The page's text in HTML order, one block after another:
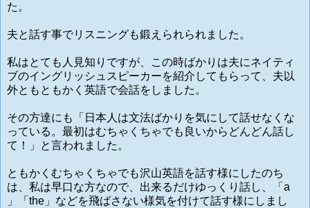
た。
夫と話す事でリスニングも鍛えられられました。
私はとても人見知りですが、この時ばかりは夫にネイティ
ブのイングリッシュスピーカーを紹介してもらって、夫以
外ともともかく英語で会話をしました。
その方達にも「日本人は文法ばかりを気にして話せなくな
っている。最初はむちゃくちゃでも良いからどんどん話し
て！」と言われました。
ともかくむちゃくちゃでも沢山英語を話す様にしたのち
は、私は早口な方なので、出来るだけゆっくり話し、「a
」「 the」などを飛ばさない様気を付けて話す様にしまし